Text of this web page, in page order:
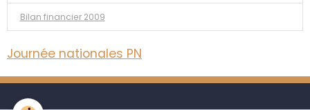
Bilan financier 2009
Journée nationales PN